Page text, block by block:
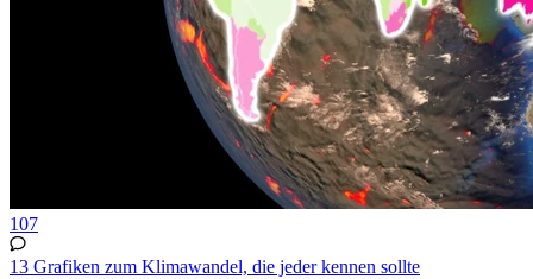
107
13 Grafiken zum Klimawandel, die jeder kennen sollte